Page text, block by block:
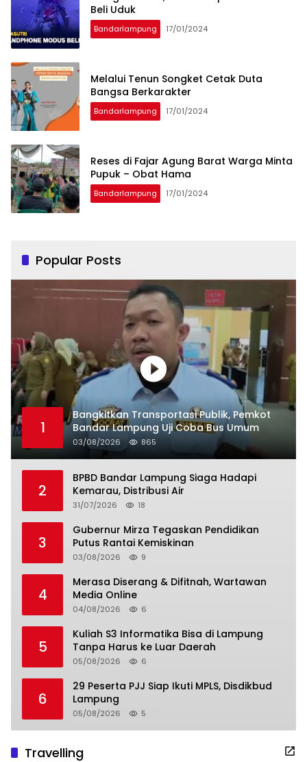
Beli Uduk
Bandarlampung 17/01/2024
Melalui Tenun Songket Cetak Duta
Bangsa Berkarakter
Bandarlampung 17/01/2024
Reses di Fajar Agung Barat Warga Minta
Pupuk – Obat Hama
Bandarlampung 17/01/2024
Popular Posts
1
Bangkitkan Transportasi Publik, Pemkot
Bandar Lampung Uji Coba Bus Umum
03/08/2026 865
2
BPBD Bandar Lampung Siaga Hadapi
Kemarau, Distribusi Air
31/07/2026 18
3
Gubernur Mirza Tegaskan Pendidikan
Putus Rantai Kemiskinan
03/08/2026 9
4
Merasa Diserang & Difitnah, Wartawan
Media Online
04/08/2026 6
5
Kuliah S3 Informatika Bisa di Lampung
Tanpa Harus ke Luar Daerah
05/08/2026 6
6
29 Peserta PJJ Siap Ikuti MPLS, Disdikbud
Lampung
05/08/2026 5
Travelling